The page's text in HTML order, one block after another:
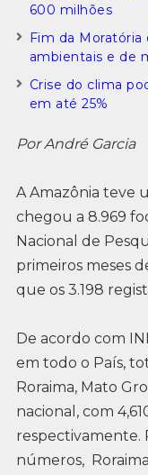
600 milhões
Fim da Moratória
ambientais e de
Crise do clima
em até 25%
Por André Garcia
A Amazônia teve
chegou a 8.969
Nacional de
primeiros meses
que os 3.198
De acordo com
em todo o País,
Roraima, Mato
nacional, com
respectivamente.
números,